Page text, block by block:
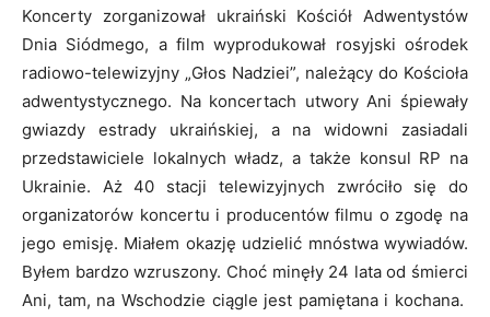
Koncerty zorganizował ukraiński Kościół Adwentystów
Dnia Siódmego, a film wyprodukował rosyjski ośrodek
radiowo-telewizyjny „Głos Nadziei”, należący do Kościoła
adwentystycznego. Na koncertach utwory Ani śpiewały
gwiazdy estrady ukraińskiej, a na widowni zasiadali
przedstawiciele lokalnych władz, a także konsul RP na
Ukrainie. Aż 40 stacji telewizyjnych zwróciło się do
organizatorów koncertu i producentów filmu o zgodę na
jego emisję. Miałem okazję udzielić mnóstwa wywiadów.
Byłem bardzo wzruszony. Choć minęły 24 lata od śmierci
Ani, tam, na Wschodzie ciągle jest pamiętana i kochana.